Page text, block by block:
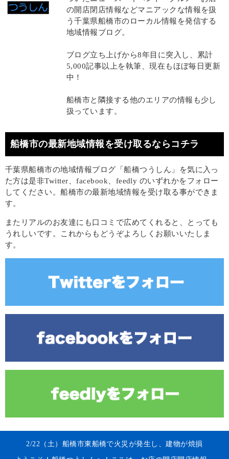
の開店閉店情報などマニアックな情報を扱
う千葉県船橋市のローカル情報を発信する
地域情報ブログ。
ブログ立ち上げから8年目に突入し、累計
5,000記事以上を執筆、現在もほぼ毎日更新
中！
船橋市と隣接する他のエリアの情報も少し
扱っています。
船橋市の最新地域情報を受け取るならコチラ
千葉県船橋市の地域情報ブログ「船橋つうしん」を気に入っ
た方は是非Twitter、facebook、feedly のいずれかをフォロー
してください。船橋市の最新地域情報を受け取る事ができま
す。
またリアルのお友達にも口コミで広めてくれると、とっても
うれしいです。これからもどうぞよろしくお願いいたしま
す。
2/22（土）船橋市東船橋で火災が発生し、建物が焼損